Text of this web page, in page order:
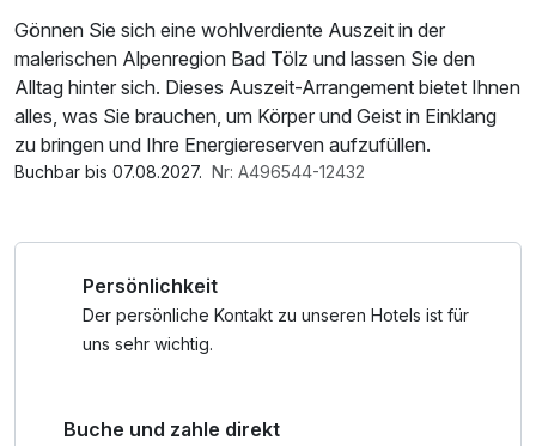
Gönnen Sie sich eine wohlverdiente Auszeit in der
malerischen Alpenregion Bad Tölz und lassen Sie den
Alltag hinter sich. Dieses Auszeit-Arrangement bietet Ihnen
alles, was Sie brauchen, um Körper und Geist in Einklang
zu bringen und Ihre Energiereserven aufzufüllen.
Buchbar bis 07.08.2027. Nr: A496544-12432
Persönlichkeit
Der persönliche Kontakt zu unseren Hotels ist für
uns sehr wichtig.
Buche und zahle direkt